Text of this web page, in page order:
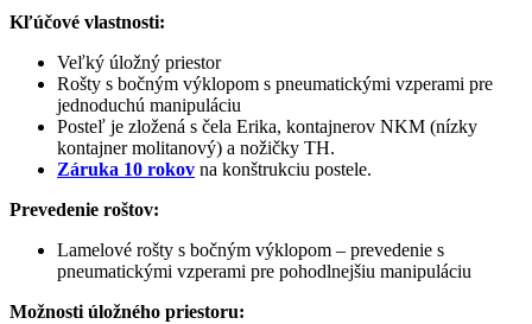
Kľúčové vlastnosti:
Veľký úložný priestor
Rošty s bočným výklopom s pneumatickými vzperami pre
jednoduchú manipuláciu
Posteľ je zložená s čela Erika, kontajnerov NKM (nízky
kontajner molitanový) a nožičky TH.
Záruka 10 rokov na konštrukciu postele.
Prevedenie roštov:
Lamelové rošty s bočným výklopom – prevedenie s
pneumatickými vzperami pre pohodlnejšiu manipuláciu
Možnosti úložného priestoru: